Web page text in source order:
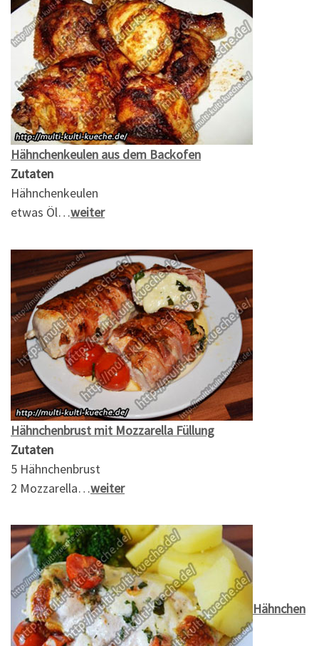
Hähnchenkeulen aus dem Backofen
Zutaten
Hähnchenkeulen
etwas Öl…weiter
Hähnchenbrust mit Mozzarella Füllung
Zutaten
5 Hähnchenbrust
2 Mozzarella…weiter
Hähnchen